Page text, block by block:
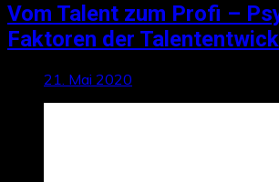
Vom Talent zum Profi –
Faktoren der
21. Mai 2020